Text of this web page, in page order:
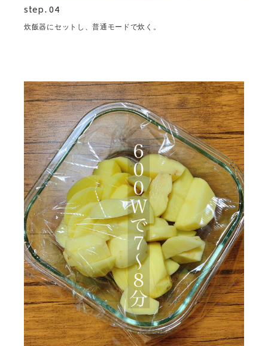
step. 04
炊飯器にセットし、普通モードで炊く。